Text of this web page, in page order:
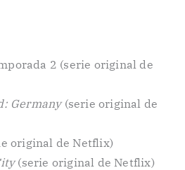
2 (serie original de
Germany(serie original de
original de Netflix)
(serie original de Netflix)